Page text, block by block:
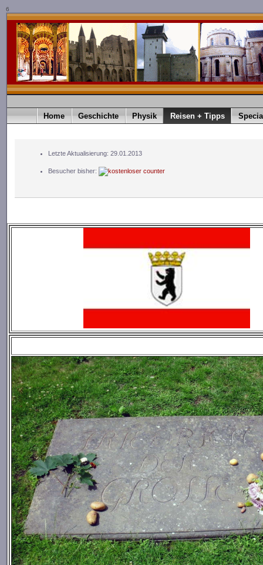
6
Home Geschichte Physik Reisen + Tipps
Letzte Aktualisierung: 29.01.2013
Besucher bisher: